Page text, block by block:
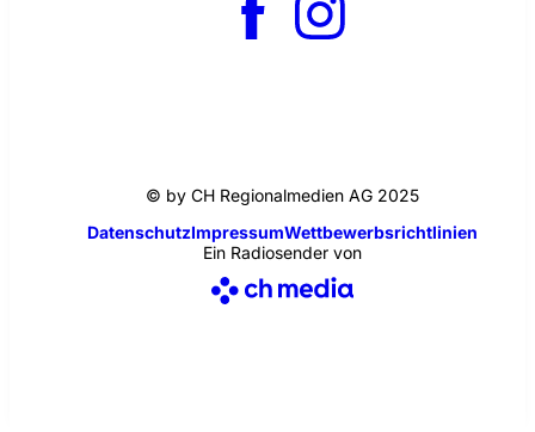
© by CH Regionalmedien AG 2025
DatenschutzImpressumWettbewerbsrichtlinien
Ein Radiosender von